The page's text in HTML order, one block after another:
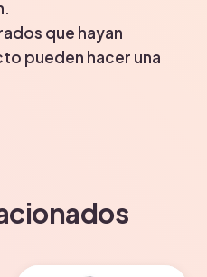
que hayan
pueden hacer una